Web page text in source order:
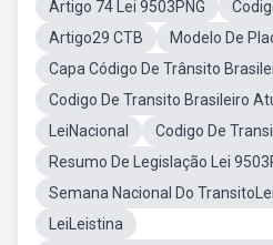
Artigo 74 Lei 9503PNG
Artigo29 CTB
Modelo De
Capa Código De Trânsito
Codigo De Transito Brasileiro
LeiNacional
Codigo De
Resumo De Legislação Lei
Semana Nacional Do
LeiLeistina